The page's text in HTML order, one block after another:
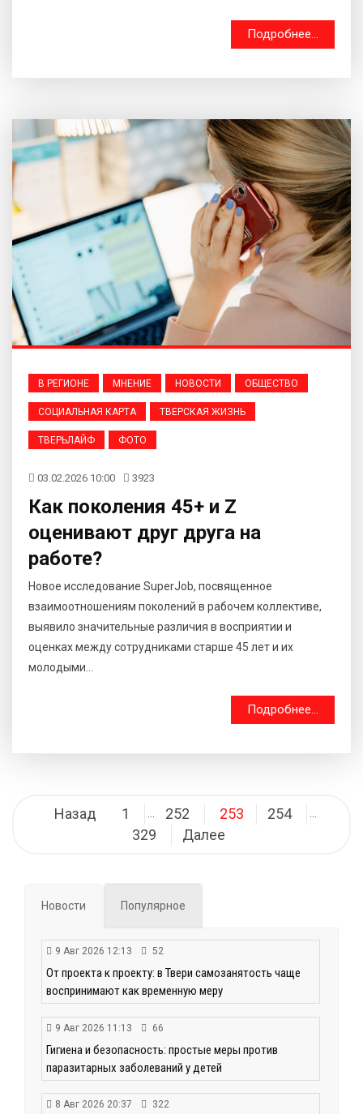
Подробнее...
В РЕГИОНЕ МНЕНИЕ НОВОСТИ ОБЩЕСТВО
СОЦИАЛЬНАЯ КАРТА ТВЕРСКАЯ ЖИЗНЬ
ТВЕРЬЛАЙФ ФОТО
03.02.2026 10:00 3923
Как поколения 45+ и Z
оценивают друг друга на
работе?
Новое исследование SuperJob, посвященное
взаимоотношениям поколений в рабочем коллективе,
выявило значительные различия в восприятии и
оценках между сотрудниками старше 45 лет и их
молодыми...
Подробнее...
Навигация
Назад 1 252 253 254
329 Далее
Новости Популярное
9 Авг 2026 12:13 52
От проекта к проекту: в Твери самозанятость чаще
воспринимают как временную меру
9 Авг 2026 11:13 66
Гигиена и безопасность: простые меры против
паразитарных заболеваний у детей
8 Авг 2026 20:37 322